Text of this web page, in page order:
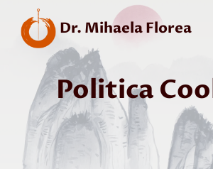
content
Dr. Mihaela Florea
Politica